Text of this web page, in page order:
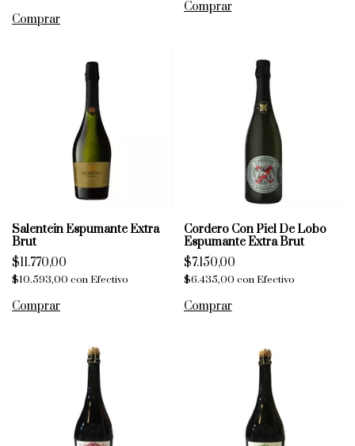
Salentein Espumante Extra
Brut
$11.770,00
$10.593,00 conEfectivo
Cordero Con Piel De Lobo
Espumante Extra Brut
$7.150,00
$6.435,00 con Efectivo